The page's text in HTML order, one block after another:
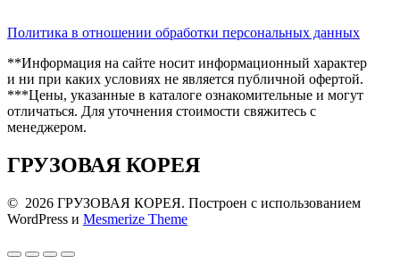
Политика в отношении обработки персональных данных
**Информация на сайте носит информационный характер
и ни при каких условиях не является публичной офертой.
***Цены, указанные в каталоге ознакомительные и могут
отличаться. Для уточнения стоимости свяжитесь с
менеджером.
ГРУЗОВАЯ КОРЕЯ
© 2026 ГРУЗОВАЯ КОРЕЯ. Построен с использованием
WordPress и Mesmerize Theme